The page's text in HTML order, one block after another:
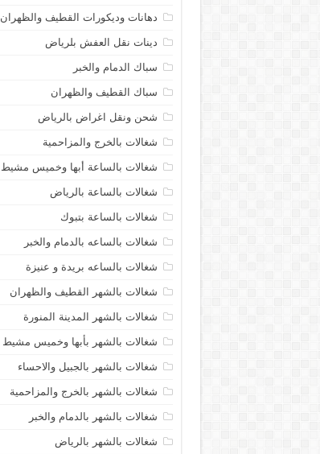
دهانات وديكورات القطيف والظهران
دينات نقل العفش بلرياض
سباك الدمام والخبر
سباك القطيف والظهران
شحن ونقل اغراض بالرياض
شغالات بالخرج والمزاحمية
شغالات بالساعة أبها وخميس مشيط
شغالات بالساعة بالرياض
شغالات بالساعة بتبوك
شغالات بالساعه بالدمام والخبر
شغالات بالساعه بريدة و عنيزة
شغالات بالشهر القطيف والظهران
شغالات بالشهر المدينة المنورة
شغالات بالشهر بأبها وخميس مشيط
شغالات بالشهر بالجبيل والاحساء
شغالات بالشهر بالخرج والمزاحمية
شغالات بالشهر بالدمام والخبر
شغالات بالشهر بالرياض